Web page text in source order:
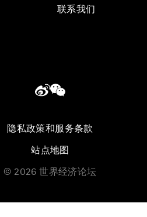
联系我们
隐私政策和服务条款
站点地图
© 2026 世界经济论坛